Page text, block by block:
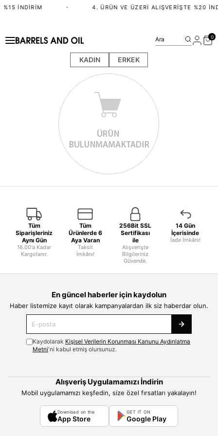
%15 İNDIRIM • 4. ÜRÜN VE ÜZERI ALIŞVERIŞTE %20
KADIN ERKEK
Ara 0
Tüm
Siparişleriniz
Aynı Gün
16.00'a Kadar
Kargolanır.
Tüm
Ürünlerde 6
Aya Varan
Taksit
İmkânı!
256Bit SSL
Sertifikası
ile
Alışverişte
Bilgileriniz
Güvende.
14 Gün
İçerisinde
İade İmkânı!
En güncel haberler için kaydolun
Haber listemize kayıt olarak kampanyalardan ilk siz haberdar olun.
Kaydolarak Kişisel Verilerin Korunması Kanunu Aydınlatma
Metni'ni kabul etmiş olursunuz.
Alışveriş Uygulamamızı İndirin
Mobil uygulamamızı keşfedin, size özel fırsatları yakalayın!
Download on the
App Store
GET IT ON
Google Play